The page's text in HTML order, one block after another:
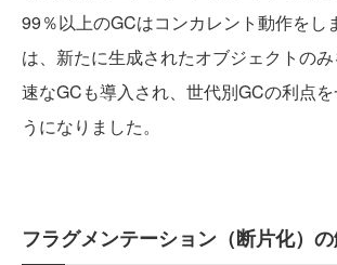
99％以上のGCはコンカレント動作をし
は、新たに生成されたオブジェクトの
速なGCも導入され、世代別GCの利点
うになりました。
フラグメンテーション（断片化）